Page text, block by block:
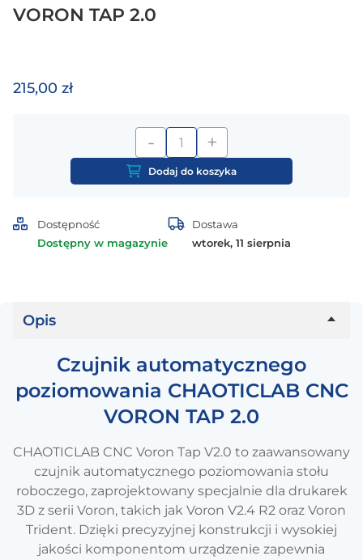
VORON TAP 2.0
215,00 zł
-
ilość
Czujnik
automatycznego
CHAOTICLAB
VORON
+
Dodaj do koszyka
Dostępność
Dostępny w magazynie
Dostawa
wtorek, 11 sierpnia
Opis
Czujnik automatycznego
poziomowania CHAOTICLAB CNC
VORON TAP 2.0
CHAOTICLAB CNC Voron Tap V2.0 to zaawansowany
czujnik automatycznego poziomowania stołu
roboczego, zaprojektowany specjalnie dla drukarek
3D z serii Voron, takich jak Voron V2.4 R2 oraz Voron
Trident. Dzięki precyzyjnej konstrukcji i wysokiej
jakości komponentom urządzenie zapewnia